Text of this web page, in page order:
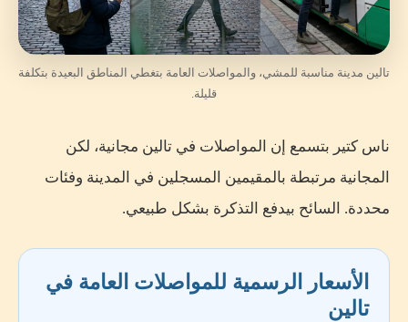
تالين مدينة مناسبة للمشي، والمواصلات العامة بتغطي المناطق البعيدة بتكلفة
قليلة.
ناس كتير بتسمع إن المواصلات في تالين مجانية، لكن
المجانية مرتبطة بالمقيمين المسجلين في المدينة وفئات
محددة. السائح بيدفع التذكرة بشكل طبيعي.
الأسعار الرسمية للمواصلات العامة في
تالين